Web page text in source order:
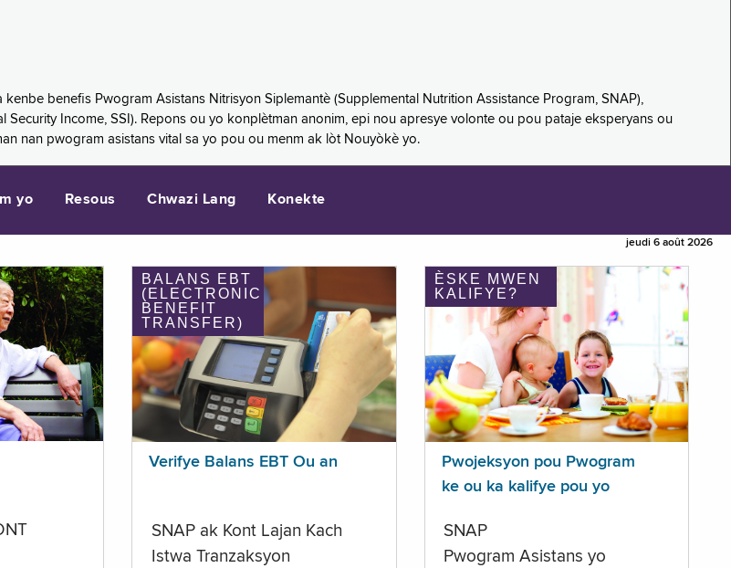
benefis Pwogram Asistans Nitrisyon Siplemantè (Supplemental Nutrition Assistance Program, SNAP),
Security Income, SSI). Repons ou yo konplètman anonim, epi nou apresye volonte ou pou pataje eksperyans ou
nan pwogram asistans vital sa yo pou ou menm ak lòt Nouyòkè yo.
yo Resous Chwazi Lang Konekte
jeudi 6 août 2026
BALANS EBT
(ELECTRONIC
BENEFIT
TRANSFER)
Verifye Balans EBT Ou an
SNAP ak Kont Lajan Kach
Istwa Tranzaksyon
ÈSKE MWEN
KALIFYE?
Pwojeksyon pou Pwogram
ke ou ka kalifye pou yo
SNAP
Pwogram Asistans yo